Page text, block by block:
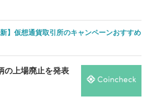
新】仮想通貨取引所のキャンペーンおすすめ
の上場廃止を発表